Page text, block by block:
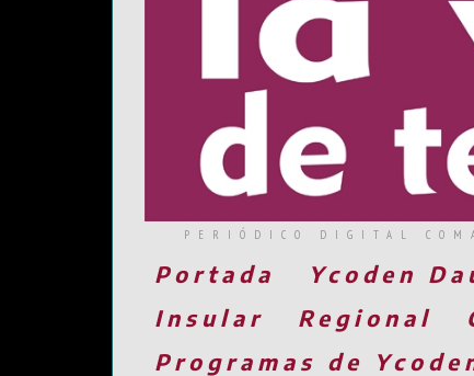
PERIÓDICO DIGITAL
Portada Ycoden
Insular
Regional
Programas de